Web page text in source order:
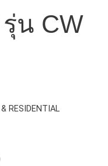
น CW
RESIDENTIAL